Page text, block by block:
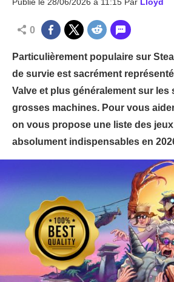
0
Particulièrement populaire sur
de survie est sacrément
Valve et plus généralement sur les
grosses machines. Pour vous
on vous propose une liste des
absolument indispensables en